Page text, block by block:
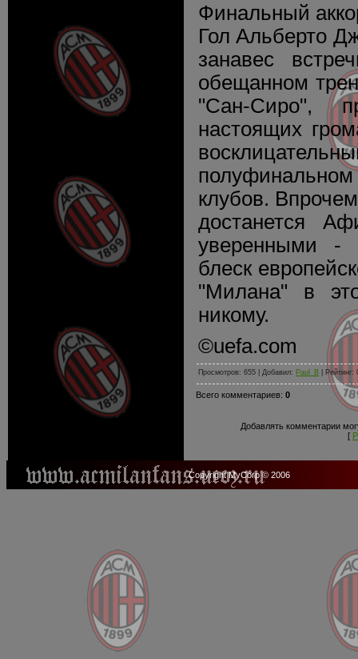
Финальный
Гол Альберто
занавес
обещанном
"Сан-Сиро",
настоящих
клубов.
достанется
уверенными -
блеск
"Милана" в
никому.
©uefa.com
Просмотров: 655 | Добавил: Paul_B |
Всего комментариев: 0
Добавлять комментарии
[
Copyright MyCorp © 2006